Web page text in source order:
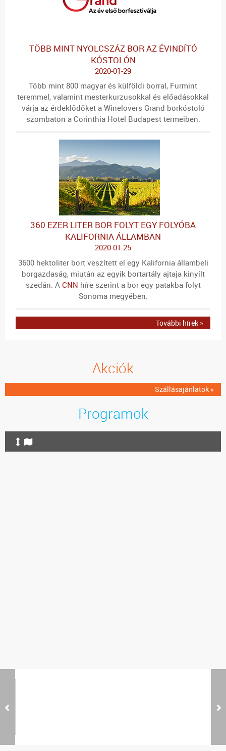
TÖBB MINT NYOLCSZÁZ BOR AZ ÉVINDÍTÓ
KÓSTOLÓN
2020-01-29
Több mint 800 magyar és külföldi borral, Furmint
teremmel, valamint mesterkurzusokkal és előadásokkal
várja az érdeklődőket a Winelovers Grand borkóstoló
szombaton a Corinthia Hotel Budapest termeiben.
360 EZER LITER BOR FOLYT EGY FOLYÓBA
KALIFORNIA ÁLLAMBAN
2020-01-25
3600 hektoliter bort veszített el egy Kalifornia állambeli
borgazdaság, miután az egyik bortartály ajtaja kinyílt
szedán. A CNN híre szerint a bor egy patakba folyt
Sonoma megyében.
További hírek »
Akciók
Szállásajánlatok »
Programok